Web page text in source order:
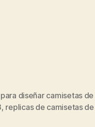
diseñar camisetas
, replicas de camisetas